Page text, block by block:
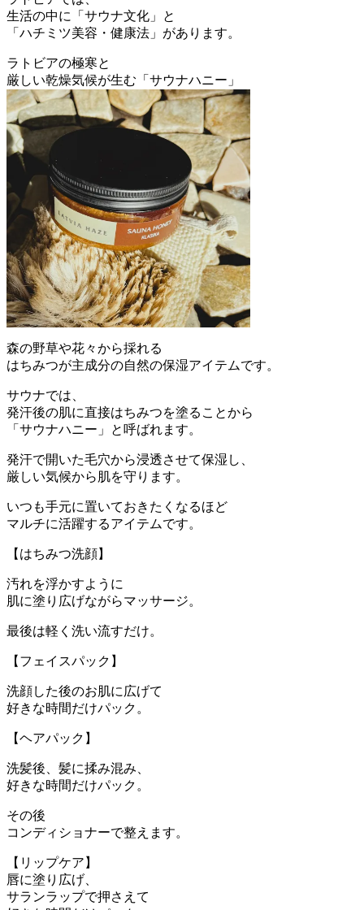
生活の中に「サウナ文化」と
「ハチミツ美容・健康法」があります。
ラトビアの極寒と
厳しい乾燥気候が生む「サウナハニー」
森の野草や花々から採れる
はちみつが主成分の自然の保湿アイテムです。
サウナでは、
発汗後の肌に直接はちみつを塗ることから
「サウナハニー」と呼ばれます。
発汗で開いた毛穴から浸透させて保湿し、
厳しい気候から肌を守ります。
いつも手元に置いておきたくなるほど
マルチに活躍するアイテムです。
【はちみつ洗顔】
汚れを浮かすように
肌に塗り広げながらマッサージ。
最後は軽く洗い流すだけ。
【フェイスパック】
洗顔した後のお肌に広げて
好きな時間だけパック。
【ヘアパック】
洗髪後、髪に揉み混み、
好きな時間だけパック。
その後
コンディショナーで整えます。
【リップケア】
唇に塗り広げ、
サランラップで押さえて